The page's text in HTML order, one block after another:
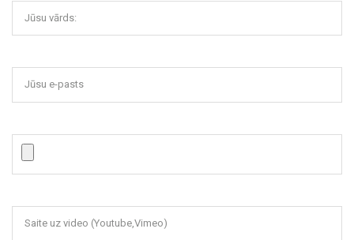
Jūsu vārds:
Jūsu e-pasts
Saite uz video (Youtube,Vimeo)